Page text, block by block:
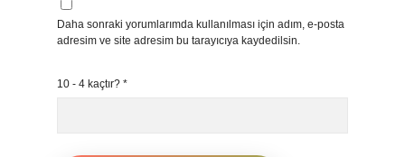
Daha sonraki yorumlarımda kullanılması için adım, e-posta
adresim ve site adresim bu tarayıcıya kaydedilsin.
10 - 4 kaçtır? *